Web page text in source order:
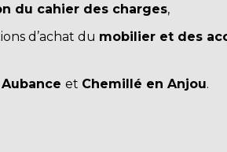
du cahier des charges,
d’achat du mobilier et des
et Chemillé en Anjou.